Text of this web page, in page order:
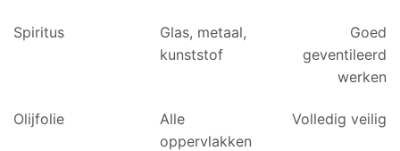
Spiritus
Glas, metaal,
kunststof
Goed
geventileerd
werken
Olijfolie
Alle
oppervlakken
Volledig veilig